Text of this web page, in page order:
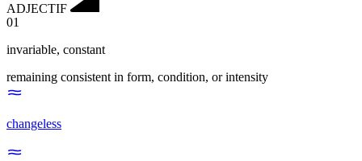
ADJECTIF
01
invariable, constant
remaining consistent in form, condition, or intensity
changeless